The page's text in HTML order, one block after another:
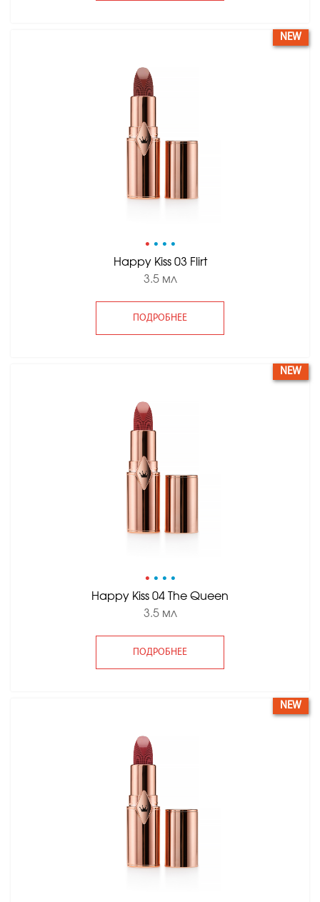
• • • •
Happy Kiss 03 Flirt
3.5 мл
ПОДРОБНЕЕ
NEW
• • • •
Happy Kiss 04 The Queen
3.5 мл
ПОДРОБНЕЕ
NEW
NEW